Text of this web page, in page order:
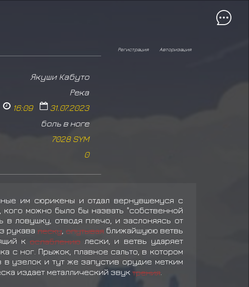
Авторизация
Регистрация
Якуши Кабуто
Река
16:09 31.07.2023
боль в ноге
7028 SYM
0
им сюрикены и отдал вернувшемуся с
можно было бы назвать "собственной
в ловушку, отводя плечо, и заслоняясь от
рукавалеску,опутываяближайшуюю ветвь
к ослаблениюлески, и ветвь ударяет
с ног. Прыжок, плавное сальто, в котором
узелок и тут же запустив орудие метким
издает металлический звуктрения.